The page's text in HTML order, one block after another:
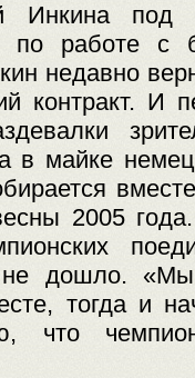
под
по работе с
недавно
контракт. И
в майке
2005
не дошло. «Мы
тогда и
что